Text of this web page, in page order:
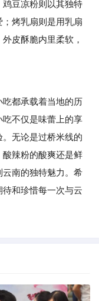
豆凉粉则以其独特
烤乳扇则是用乳扇
皮酥脆内里柔软，
都承载着当地的历
不仅是味蕾上的享
无论是过桥米线的
辣粉的酸爽还是鲜
南的独特魅力。希
和珍惜每一次与云